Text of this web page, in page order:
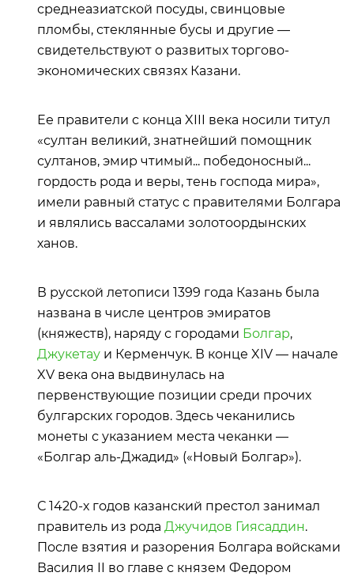
среднеазиатской посуды, свинцовые
пломбы, стеклянные бусы и другие —
свидетельствуют о развитых торгово-
экономических связях Казани.
Ее правители с конца XIII века носили титул
«султан великий, знатнейший помощник
султанов, эмир чтимый... победоносный...
гордость рода и веры, тень господа мира»,
имели равный статус с правителями Болгара
и являлись вассалами золотоордынских
ханов.
В русской летописи 1399 года Казань была
названа в числе центров эмиратов
(княжеств), наряду с городами Болгар,
Джукетау и Керменчук. В конце XIV — начале
XV века она выдвинулась на
первенствующие позиции среди прочих
булгарских городов. Здесь чеканились
монеты с указанием места чеканки —
«Болгар аль-Джадид» («Новый Болгар»).
С 1420-х годов казанский престол занимал
правитель из рода Джучидов Гиясаддин.
После взятия и разорения Болгара войсками
Василия II во главе с князем Федором